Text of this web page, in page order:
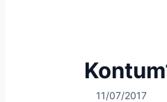
11/07/2017